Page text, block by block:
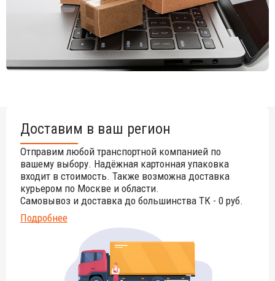
Доставим в ваш регион
Отправим любой транспортной компанией по
вашему выбору. Надёжная картонная упаковка
входит в стоимость. Также возможна доставка
курьером по Москве и области.
Самовывоз и доставка до большинства ТК - 0 руб.
Подробнее